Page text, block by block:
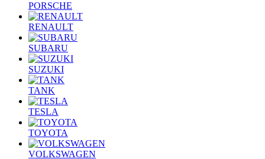
PORSCHE
RENAULT
SUBARU
SUZUKI
TANK
TESLA
TOYOTA
VOLKSWAGEN